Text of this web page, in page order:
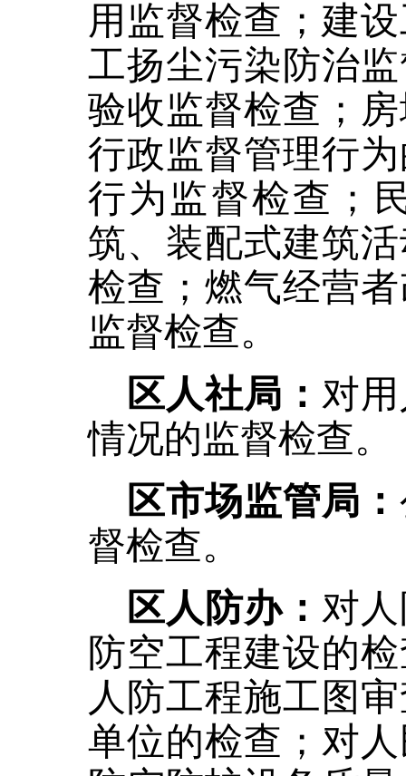
用监督检查；建
工扬尘污染防治
验收监督检查；
行政监督管理行
行为监督检查；
筑、装配式建筑
检查；燃气经营
监督检查。
区人社局： 对
情况的监督检查。
区市场监管局：
督检查。
区人防办： 对
防空工程建设的
人防工程施工图
单位的检查；对